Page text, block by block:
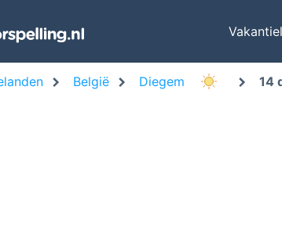
België Diegem 14